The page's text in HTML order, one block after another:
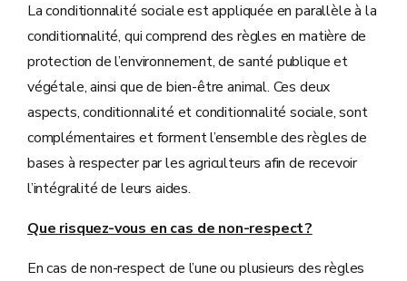
La conditionnalité sociale est appliquée en parallèle à la
conditionnalité, qui comprend des règles en matière de
protection de l’environnement, de santé publique et
végétale, ainsi que de bien-être animal. Ces deux
aspects, conditionnalité et conditionnalité sociale, sont
complémentaires et forment l’ensemble des règles de
bases à respecter par les agriculteurs afin de recevoir
l’intégralité de leurs aides.
Que risquez-vous en cas de non-respect ?
En cas de non-respect de l’une ou plusieurs des règles